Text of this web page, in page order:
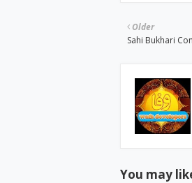
Older
Sahi Bukhari
You may